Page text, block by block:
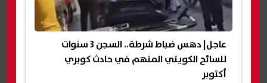
عاجل| دهس ضباط شرطة.. السجن 3 سنوات
للسائح الكويتي المتهم في حادث كوبري
أكتوبر